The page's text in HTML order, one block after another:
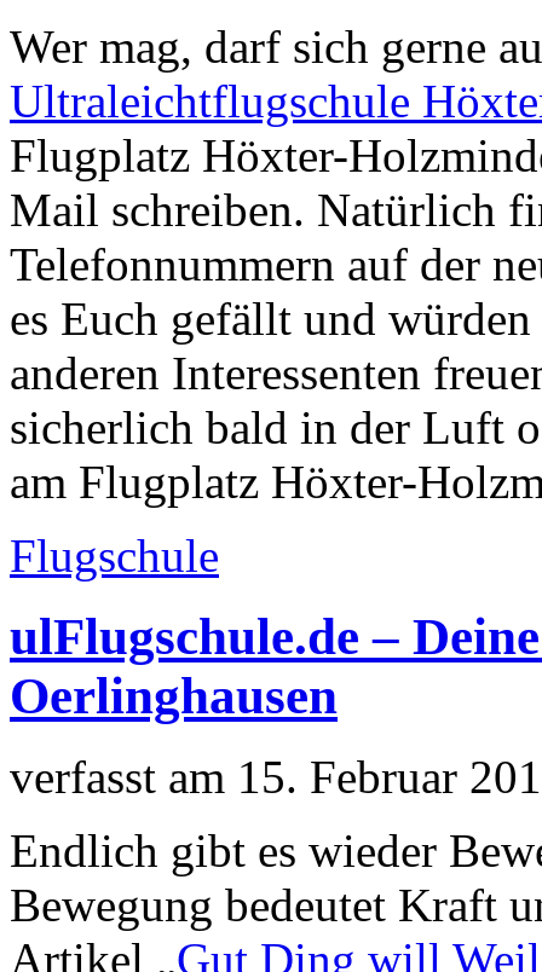
Wer mag, darf sich gerne
Ultraleichtflugschule
Flugplatz Höxter-
Mail schreiben. Natürlich
Telefonnummern auf der
es Euch gefällt und
anderen Interessenten
sicherlich bald in der Luft
am Flugplatz Höxter-
Flugschule
ulFlugschule.de –
Oerlinghausen
verfasst am 15. Februar
Endlich gibt es wieder
Bewegung bedeutet Kraft
Artikel „Gut Ding will